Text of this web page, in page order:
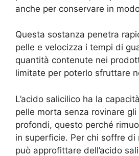
anche per conservare in
Questa sostanza penetra
pelle e velocizza i tempi di
quantità contenute nei
limitate per poterlo sfruttare
L’acido salicilico ha la
pelle morta senza rovinare
profondi, questo perché
in superficie. Per chi soffre di
può approfittare dell’acido